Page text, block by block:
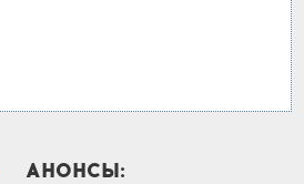
АНОНСЫ: